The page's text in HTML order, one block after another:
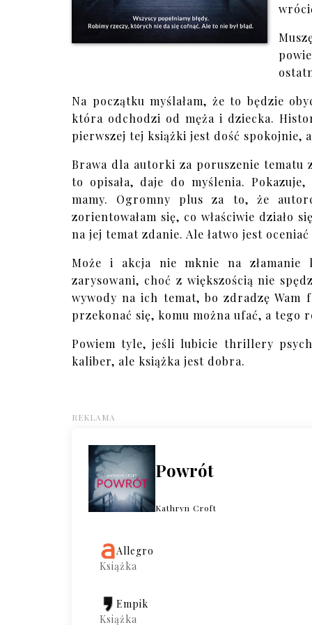
Na początku myślałam, że to będzie
która odchodzi od męża i dziecka.
pierwszej tej książki jest dość spokojnie,
Brawa dla autorki za poruszenie tematu
to opisała, daje do myślenia.
mamy. Ogromny plus za to, że
zorientowałam się, co właściwie działo
na jej temat zdanie. Ale łatwo jest
Może i akcja nie mknie na złamanie
zarysowani, choć z większością nie
wywody na ich temat, bo zdradzę Wam
przekonać się, komu można ufać, a tego
Powiem tyle, jeśli lubicie thrillery
kaliber, ale książka jest dobra.